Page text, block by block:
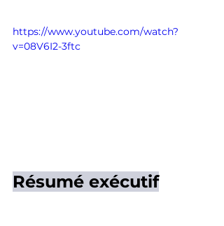
https://www.youtube.com/watch?
v=08V6I2-3ftc
Résumé exécutif